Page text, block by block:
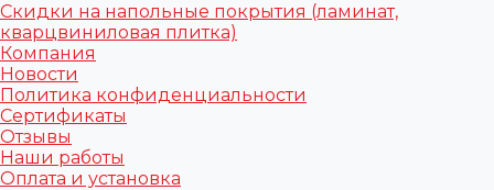
Скидки на напольные покрытия (ламинат,
кварцвиниловая плитка)
Компания
Новости
Политика конфиденциальности
Сертификаты
Отзывы
Наши работы
Оплата и установка